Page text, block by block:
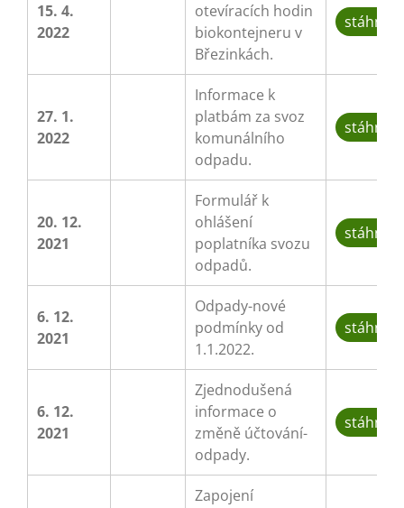
15. 4.
2022
otevíracích hodin
biokontejneru v
Březinkách.
27. 1.
2022
Informace k
platbám za svoz
komunálního
odpadu.
20. 12.
2021
Formulář k
ohlášení
poplatníka svozu
odpadů.
6. 12.
2021
Odpady-nové
podmínky od
1.1.2022.
6. 12.
2021
Zjednodušená
informace o
změně účtování-
odpady.
Zapojení